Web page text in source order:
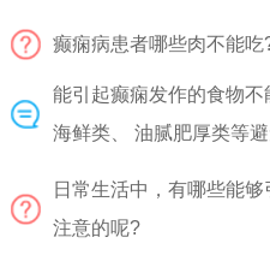
癫痫病患者哪些肉不能吃
能引起癫痫发作的食物不
海鲜类、 油腻肥厚类等
日常生活中，有哪些能
注意的呢?